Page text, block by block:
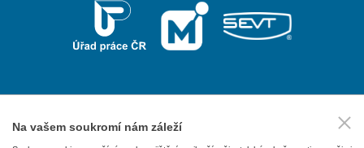
Na vašem soukromí nám záleží